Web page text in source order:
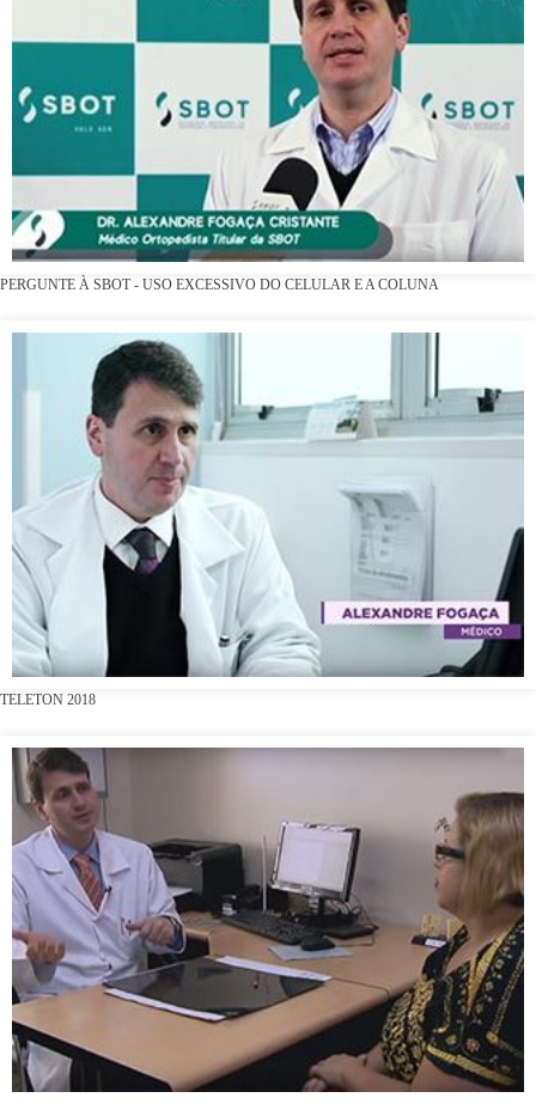
PERGUNTE À SBOT - USO EXCESSIVO DO CELULAR E A COLUNA
TELETON 2018